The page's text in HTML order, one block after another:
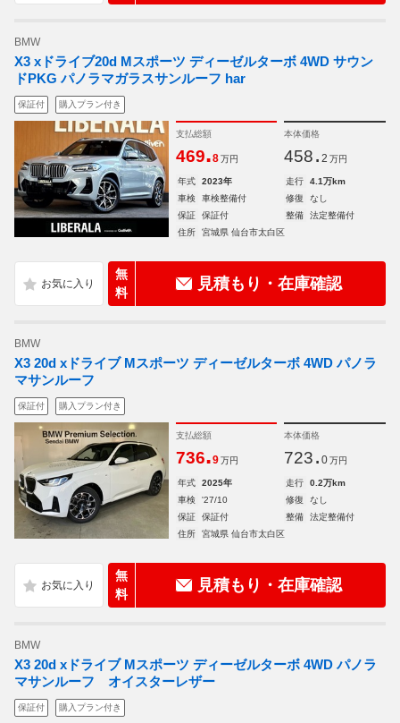
BMW
X3 xドライブ20d Mスポーツ ディーゼルターボ 4WD サウン
ドPKG パノラマガラスサンルーフ har
保証付 購入プラン付き
支払総額
469.8 万円
本体価格
458. 2 万円
年式 2023年 走行
4.1万km
車検
車検整備付 修復
なし
保証
保証付 整備
法定整備付
住所
宮城県 仙台市太白区
無
料
見積もり・在庫確認
BMW
X3 20d xドライブ Mスポーツ ディーゼルターボ 4WD パノラ
マサンルーフ
保証付 購入プラン付き
支払総額
736.9 万円
本体価格
723. 0 万円
年式 2025年 走行
0.2万km
車検
'27/10 修復
なし
保証
保証付 整備
法定整備付
住所
宮城県 仙台市太白区
無
料
見積もり・在庫確認
BMW
X3 20d xドライブ Mスポーツ ディーゼルターボ 4WD パノラ
マサンルーフ オイスターレザー
保証付 購入プラン付き